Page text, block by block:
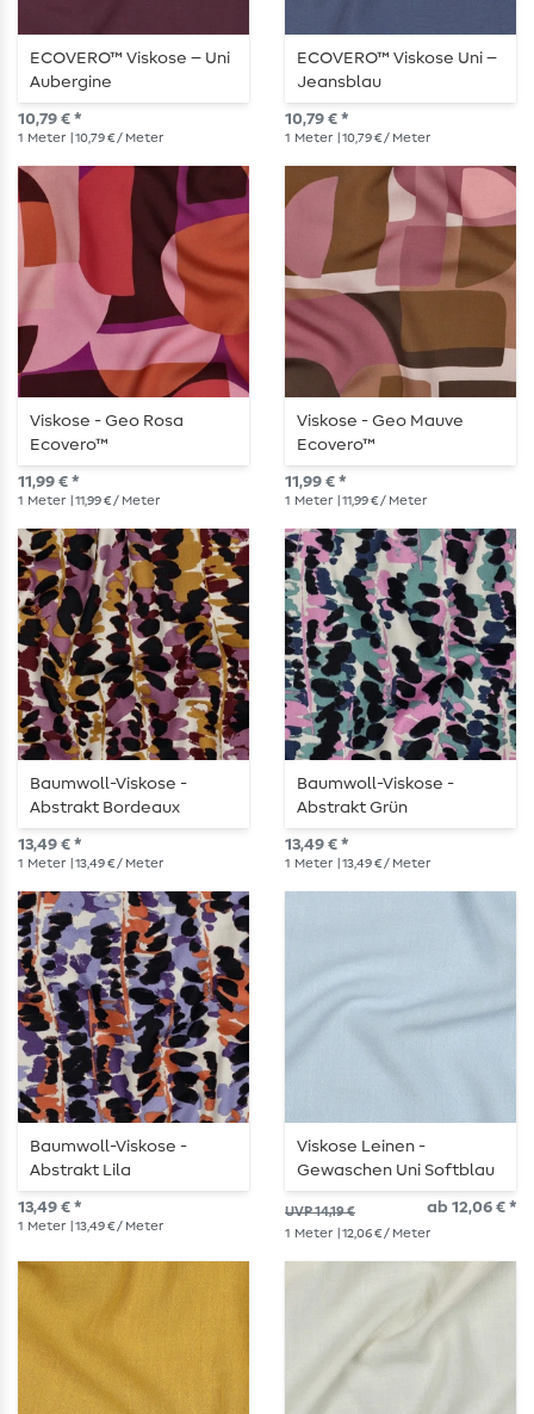
ECOVERO™ Viskose – Uni
Aubergine
10,79 € *
1 Meter | 10,79 € / Meter
ECOVERO™ Viskose Uni –
Jeansblau
10,79 € *
1 Meter | 10,79 € / Meter
Viskose - Geo Rosa
Ecovero™
11,99 € *
1 Meter | 11,99 € / Meter
Viskose - Geo Mauve
Ecovero™
11,99 € *
1 Meter | 11,99 € / Meter
Baumwoll-Viskose -
Abstrakt Bordeaux
13,49 € *
1 Meter | 13,49 € / Meter
Baumwoll-Viskose -
Abstrakt Grün
13,49 € *
1 Meter | 13,49 € / Meter
Baumwoll-Viskose -
Abstrakt Lila
13,49 € *
1 Meter | 13,49 € / Meter
Viskose Leinen -
Gewaschen Uni Softblau
UVP 14,19 € ab 12,06 € *
1 Meter | 12,06 € / Meter